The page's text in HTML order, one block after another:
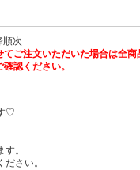
順次
ご注文いただいた場合は全
認ください。
♡
。
さい。